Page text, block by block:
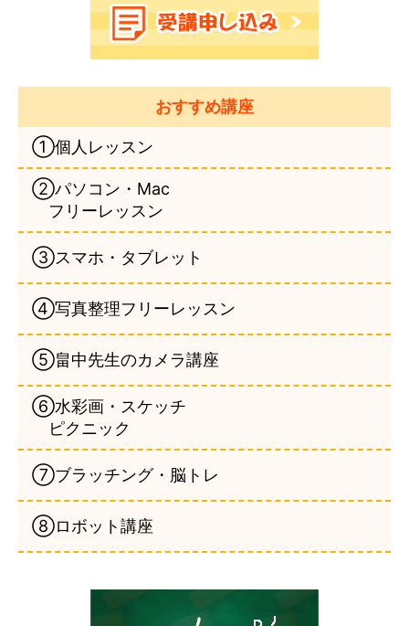
おすすめ講座
①個人レッスン
②パソコン・Mac
フリーレッスン
③スマホ・タブレット
④写真整理フリーレッスン
⑤畠中先生のカメラ講座
⑥水彩画・スケッチ
ピクニック
⑦ブラッチング・脳トレ
⑧ロボット講座